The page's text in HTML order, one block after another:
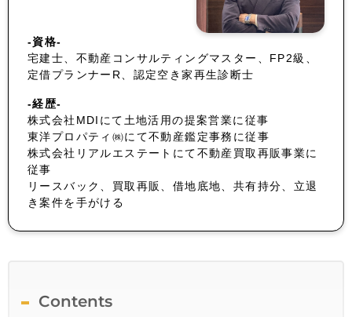
-資格-
宅建士、不動産コンサルティングマスター、FP2級、
定借プランナーR、認定空き家再生診断士
-経歴-
株式会社MDIにて土地活用の提案営業に従事
東洋プロパティ㈱にて不動産鑑定事務に従事
株式会社リアルエステートにて不動産買取再販事業に
従事
リースバック、買取再販、借地底地、共有持分、立退
き案件を手がける
Contents